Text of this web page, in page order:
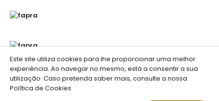
Este site utiliza cookies para lhe proporcionar uma melhor
experiência. Ao navegar no mesmo, está a consentir a sua
utilização. Caso pretenda saber mais, consulte a nossa
Política de Cookies